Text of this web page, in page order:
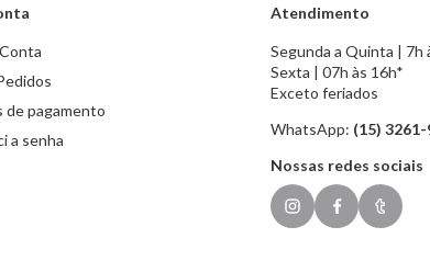
de pagamento
a senha
Atendimento
Segunda a Quinta | 7h
Sexta | 07h às 16h*
Exceto feriados
WhatsApp: (15)
Nossas redes sociais